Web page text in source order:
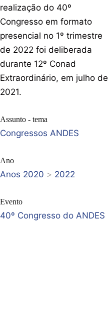
realização do 40º
Congresso em formato
presencial no 1º trimestre
de 2022 foi deliberada
durante 12º Conad
Extraordinário, em julho de
2021.
Assunto - tema
Congressos ANDES
Ano
Anos 2020 > 2022
Evento
40º Congresso do ANDES